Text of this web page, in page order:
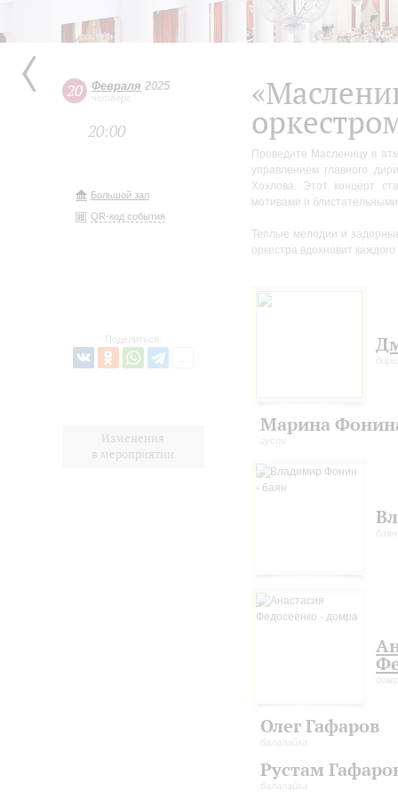
20 Февраля 2025
четверг
20:00
Большой зал
QR-код события
Поделиться:
Изменения
в мероприятии
Проведите Масленицу в
управлением главного
Хохлова. Этот концерт
мотивами и
Теплые мелодии и
оркестра вдохновит
Марина
гусли
баян
Олег Гафаров
балалайка
Рустам
балалайка